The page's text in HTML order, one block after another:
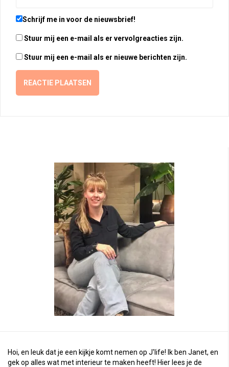
Schrijf me in voor de nieuwsbrief!
Stuur mij een e-mail als er vervolgreacties zijn.
Stuur mij een e-mail als er nieuwe berichten zijn.
Hoi, en leuk dat je een kijkje komt nemen op J'life! Ik ben Janet, en
gek op alles wat met interieur te maken heeft! Hier lees je de